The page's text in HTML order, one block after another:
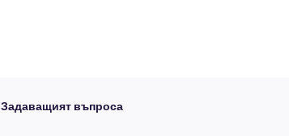
Задаващият въпроса